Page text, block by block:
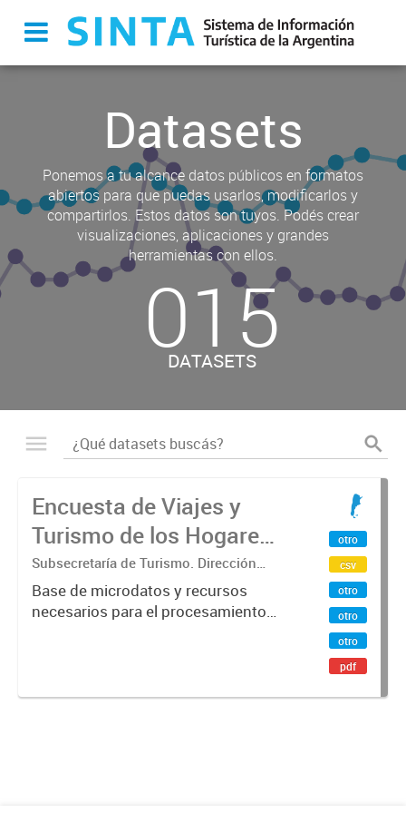
Datasets
Ponemos a tu alcance datos públicos en formatos
abiertos para que puedas usarlos, modificarlos y
compartirlos. Estos datos son tuyos. Podés crear
visualizaciones, aplicaciones y grandes
herramientas con ellos.
015
DATASETS
Encuesta de Viajes y
Turismo de los Hogares
(EVyTH) - Microdatos
Subsecretaría de Turismo. Dirección
Nacional de Mercados y Estadística
Base de microdatos y recursos
necesarios para el procesamiento
otro
csv
otro
otro
otro
pdf